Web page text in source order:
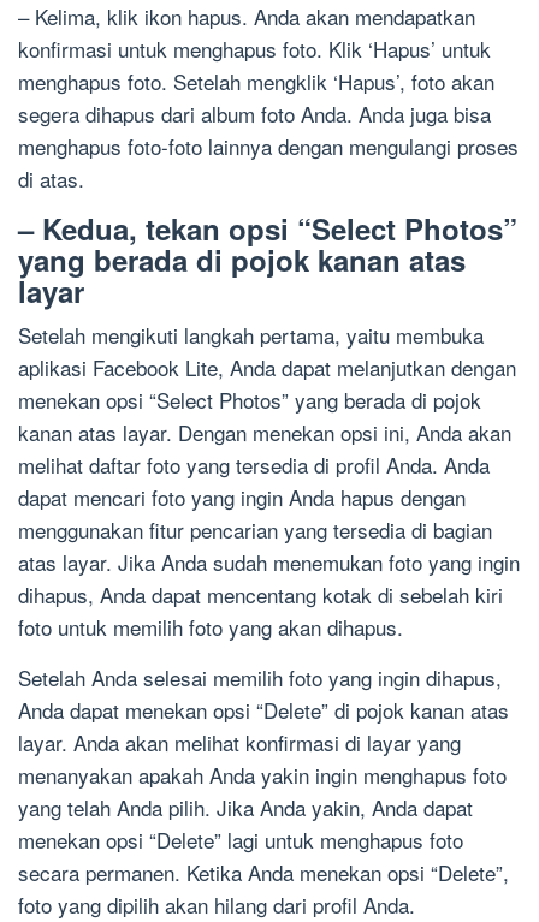
– Kelima, klik ikon hapus. Anda akan mendapatkan
konfirmasi untuk menghapus foto. Klik ‘Hapus’ untuk
menghapus foto. Setelah mengklik ‘Hapus’, foto akan
segera dihapus dari album foto Anda. Anda juga bisa
menghapus foto-foto lainnya dengan mengulangi proses
di atas.
– Kedua, tekan opsi “Select Photos”
yang berada di pojok kanan atas
layar
Setelah mengikuti langkah pertama, yaitu membuka
aplikasi Facebook Lite, Anda dapat melanjutkan dengan
menekan opsi “Select Photos” yang berada di pojok
kanan atas layar. Dengan menekan opsi ini, Anda akan
melihat daftar foto yang tersedia di profil Anda. Anda
dapat mencari foto yang ingin Anda hapus dengan
menggunakan fitur pencarian yang tersedia di bagian
atas layar. Jika Anda sudah menemukan foto yang ingin
dihapus, Anda dapat mencentang kotak di sebelah kiri
foto untuk memilih foto yang akan dihapus.
Setelah Anda selesai memilih foto yang ingin dihapus,
Anda dapat menekan opsi “Delete” di pojok kanan atas
layar. Anda akan melihat konfirmasi di layar yang
menanyakan apakah Anda yakin ingin menghapus foto
yang telah Anda pilih. Jika Anda yakin, Anda dapat
menekan opsi “Delete” lagi untuk menghapus foto
secara permanen. Ketika Anda menekan opsi “Delete”,
foto yang dipilih akan hilang dari profil Anda.